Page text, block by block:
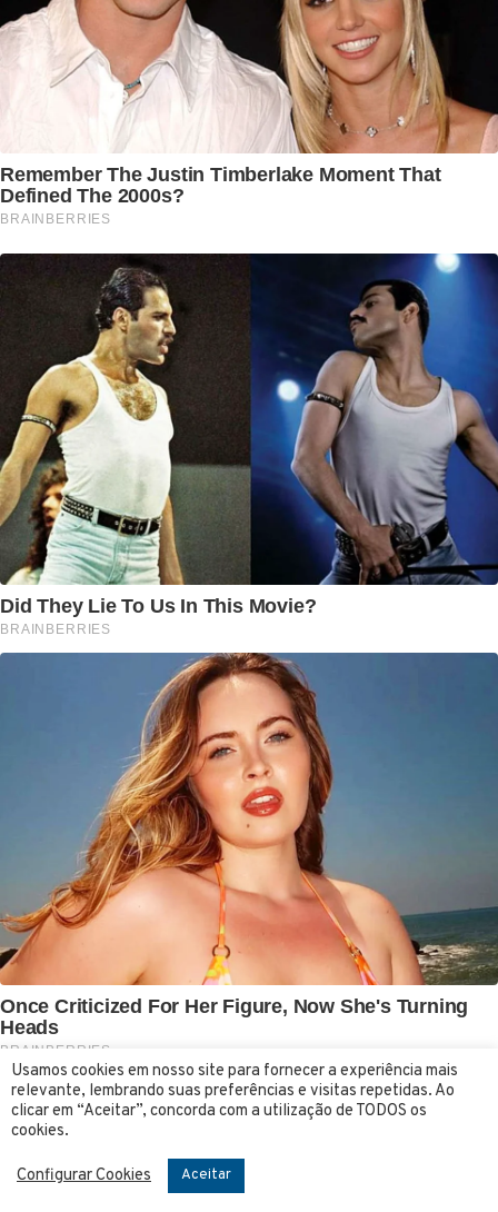
Compartilhe:
Usamos cookies em nosso site para fornecer a experiência mais
relevante, lembrando suas preferências e visitas repetidas. Ao
clicar em “Aceitar”, concorda com a utilização de TODOS os
cookies.
Configurar Cookies Aceitar